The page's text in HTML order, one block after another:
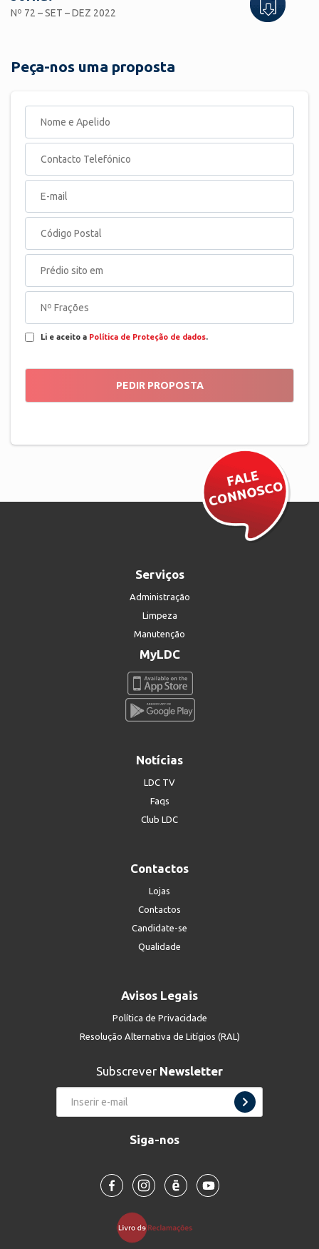
Nº 72 – SET – DEZ 2022
Peça-nos uma proposta
Li e aceito a Política de Proteção de dados.
Serviços
Administração
Limpeza
Manutenção
MyLDC
Notícias
LDC TV
Faqs
Club LDC
Contactos
Lojas
Contactos
Candidate-se
Qualidade
Avisos Legais
Política de Privacidade
Resolução Alternativa de Litígios (RAL)
Subscrever Newsletter
Siga-nos